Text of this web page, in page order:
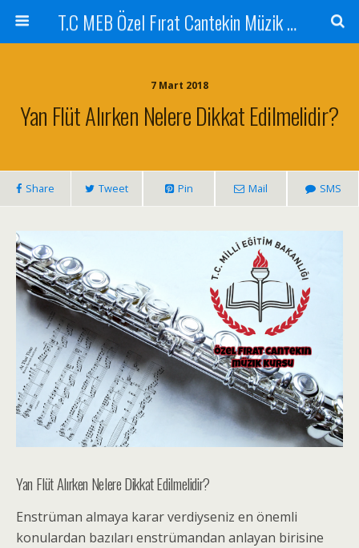
T.C MEB Özel Fırat Cantekin Müzik Kursu
7 Mart 2018
Yan Flüt Alırken Nelere Dikkat Edilmelidir?
Share Tweet Pin Mail SMS
Yan Flüt Alırken Nelere Dikkat Edilmelidir?
Enstrüman almaya karar verdiyseniz en önemli
konulardan bazıları enstrümandan anlayan birisine